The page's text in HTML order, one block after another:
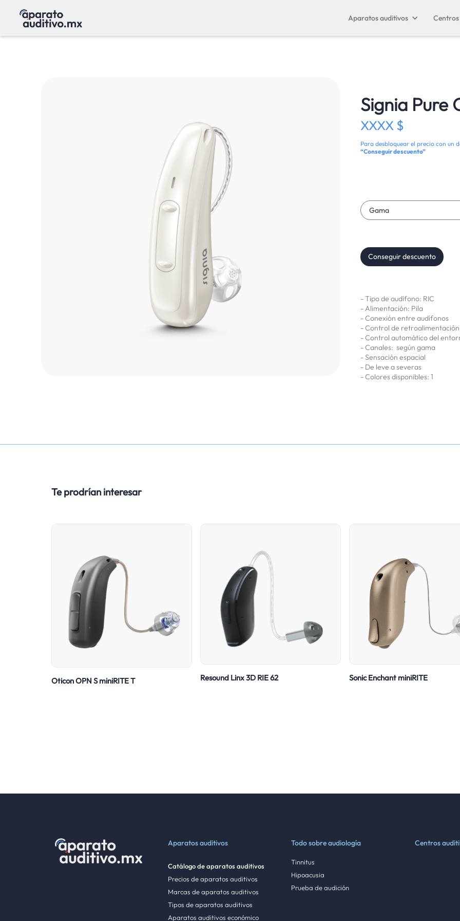
Aparatos auditivos
Signia Pure
XXXX $
Para desbloquear el precio con un
“Conseguir descuento”
Conseguir descuento
- Tipo de audífono: RIC
- Alimentación: Pila
- Conexión entre audífonos
- Control de retroalimentación
- Control automático del
- Canales: según gama
- Sensación espacial
- De leve a severas
- Colores disponibles: 1
Te prodrían interesar
Oticon OPN S miniRITE T Resound Linx 3D RIE 62 Sonic Enchant miniRITE
Aparatos auditivos
Catálogo de aparatos auditivos
Precios de aparatos auditivos
Marcas de aparatos auditivos
Tipos de aparatos auditivos
Aparatos auditivos económico
Todo sobre audiología
Tinnitus
Hipoacusia
Prueba de audición
Centros